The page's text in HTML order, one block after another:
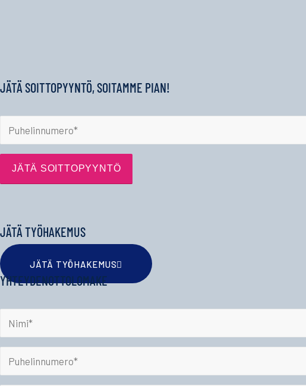
JÄTÄ SOITTOPYYNTÖ, SOITAMME PIAN!
JÄTÄ TYÖHAKEMUS
JÄTÄ TYÖHAKEMUS
YHTEYDENOTTOLOMAKE